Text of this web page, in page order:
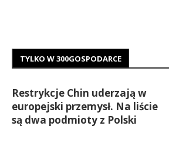
TYLKO W 300GOSPODARCE
Restrykcje Chin uderzają w
europejski przemysł. Na liście
są dwa podmioty z Polski